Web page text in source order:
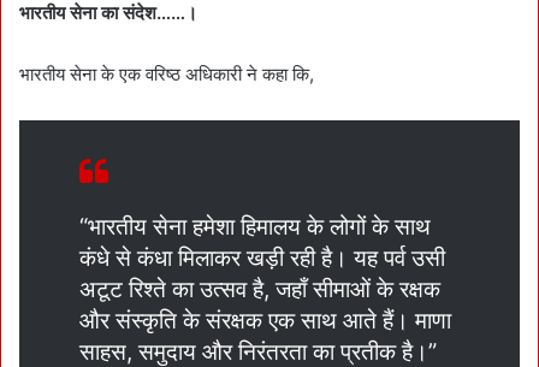
भारतीय सेना का संदेश……।
भारतीय सेना के एक वरिष्ठ अधिकारी ने कहा कि,
“भारतीय सेना हमेशा हिमालय के लोगों के साथ
कंधे से कंधा मिलाकर खड़ी रही है। यह पर्व उसी
अटूट रिश्ते का उत्सव है, जहाँ सीमाओं के रक्षक
और संस्कृति के संरक्षक एक साथ आते हैं। माणा
साहस, समुदाय और निरंतरता का प्रतीक है।”